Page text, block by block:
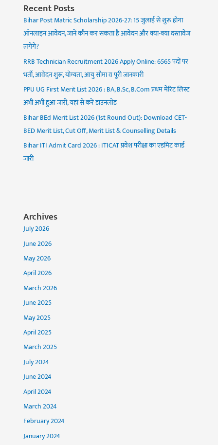
Recent Posts
Bihar Post Matric Scholarship 2026-27: 15 जुलाई से शुरू होगा
ऑनलाइन आवेदन, जानें कौन कर सकता है आवेदन और क्या-क्या दस्तावेज
लगेंगे?
RRB Technician Recruitment 2026 Apply Online: 6565 पदों पर
भर्ती, आवेदन शुरू, योग्यता, आयु सीमा व पूरी जानकारी
PPU UG First Merit List 2026 : BA, B.Sc, B.Com प्रथम मेरिट लिस्ट
अभी अभी हुआ जारी, यहां से करें डाउनलोड
Bihar BEd Merit List 2026 (1st Round Out): Download CET-
BED Merit List, Cut Off, Merit List & Counselling Details
Bihar ITI Admit Card 2026 : ITICAT प्रवेश परीक्षा का एडमिट कार्ड
जारी
Archives
July 2026
June 2026
May 2026
April 2026
March 2026
June 2025
May 2025
April 2025
March 2025
July 2024
June 2024
April 2024
March 2024
February 2024
January 2024